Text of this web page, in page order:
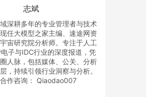
志斌
深耕多年的专业管理者与技术
任大模型之家主编、速途网资
宙研究院分析师。专注于人工
子与IDC行业的深度报道，凭
人脉，包括媒体、公关、分析
，持续引领行业洞察与分析。
作咨询： Qiaodao007